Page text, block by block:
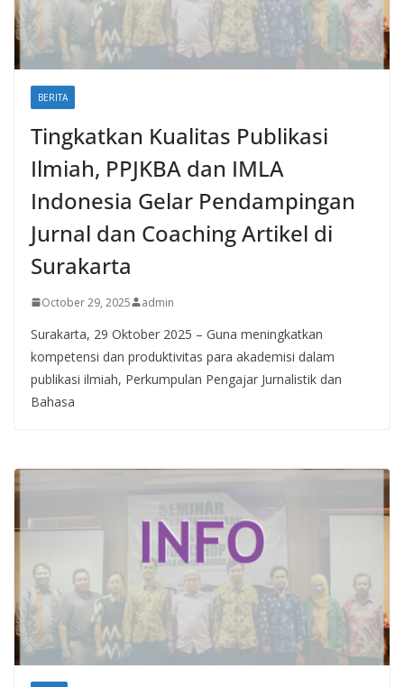
BERITA
Tingkatkan Kualitas Publikasi
Ilmiah, PPJKBA dan IMLA
Indonesia Gelar Pendampingan
Jurnal dan Coaching Artikel di
Surakarta
October 29, 2025 admin
Surakarta, 29 Oktober 2025 – Guna meningkatkan
kompetensi dan produktivitas para akademisi dalam
publikasi ilmiah, Perkumpulan Pengajar Jurnalistik dan
Bahasa